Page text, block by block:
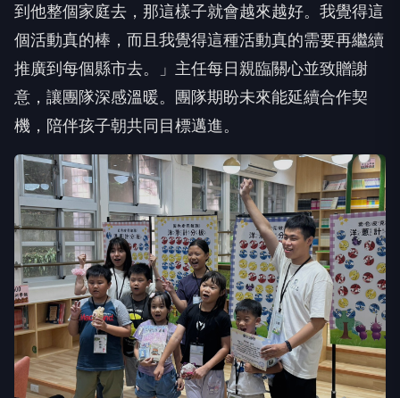
個活動真的棒，而且我覺得這種活動真的需要再繼續
推廣到每個縣市去。」主任每日親臨關心並致贈謝
意，讓團隊深感溫暖。團隊期盼未來能延續合作契
機，陪伴孩子朝共同目標邁進。